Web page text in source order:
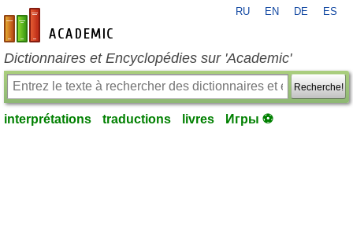
fr-academic.com
RU EN DE ES
Dictionnaires et Encyclopédies sur 'Academic'
Recherche!
interprétations traductions livres Игры ⚽